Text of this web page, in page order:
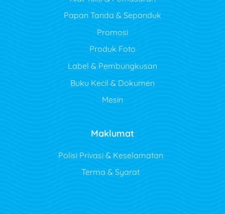
Papan Tanda & Sepanduk
Promosi
Produk Foto
Label & Pembungkusan
Buku Kecil & Dokumen
Mesin
Maklumat
Polisi Privasi & Keselamatan
Terma & Syarat